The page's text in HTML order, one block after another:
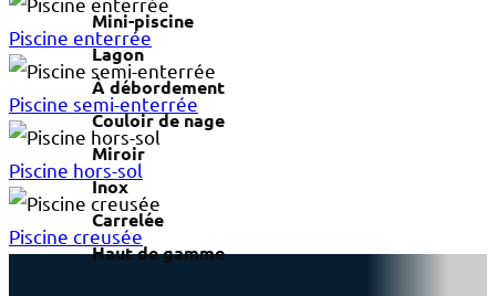
Mini-piscine
Lagon
À débordement
Couloir de nage
Miroir
Inox
Carrelée
Haut de gamme
Piscine enterrée
Piscine semi-enterrée
Piscine hors-sol
Piscine creusée